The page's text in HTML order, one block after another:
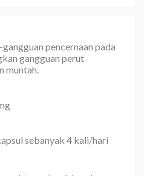
pencernaan pada
gangguan perut
muntah.
sebanyak 4 kali/hari